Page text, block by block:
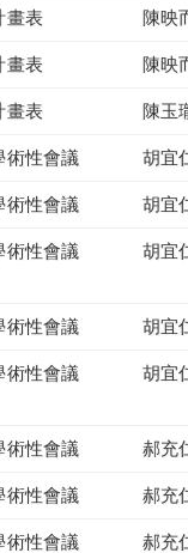
畫表 陳映
畫表 陳映
畫表 陳玉
術性會議 胡宜
術性會議 胡宜
術性會議 胡宜
術性會議 胡宜
術性會議 胡宜
術性會議 郝充
術性會議 郝充
術性會議 郝充